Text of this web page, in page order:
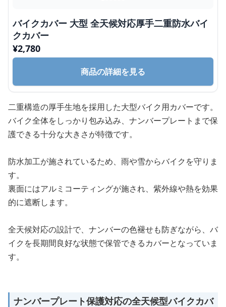
バイクカバー 大型 全天候対応厚手二重防水バイ
クカバー
¥2,780
商品の詳細を見る
二重構造の厚手生地を採用した大型バイク用カバーです。
バイク全体をしっかり包み込み、ナンバープレートまで保
護できる十分な大きさが特徴です。
防水加工が施されているため、雨や雪からバイクを守りま
す。
裏面にはアルミコーティングが施され、紫外線や熱を効果
的に遮断します。
全天候対応の設計で、ナンバーの色褪せも防ぎながら、バ
イクを長期間良好な状態で保管できるカバーとなっていま
す。
ナンバープレート保護対応の全天候型バイクカバ